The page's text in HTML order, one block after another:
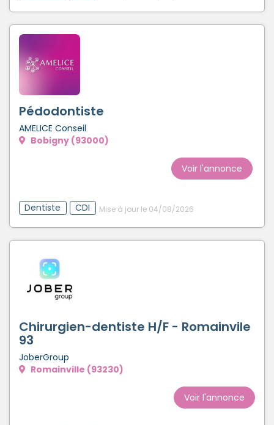
Pédodontiste
AMELICE Conseil
Bobigny (93000)
Voir l'annonce
Dentiste CDI Mise à jour le 04/08/2026
Chirurgien-dentiste H/F - Romainvile
93
JoberGroup
Romainville (93230)
Voir l'annonce